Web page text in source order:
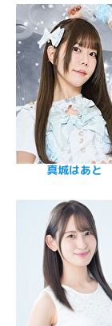
真城はあと